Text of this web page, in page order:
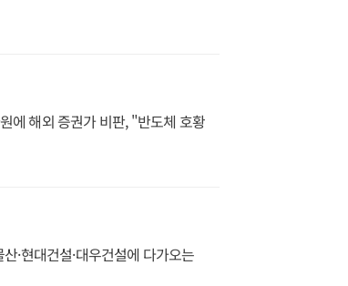
에 해외 증권가 비판, "반도체 호황
·현대건설·대우건설에 다가오는